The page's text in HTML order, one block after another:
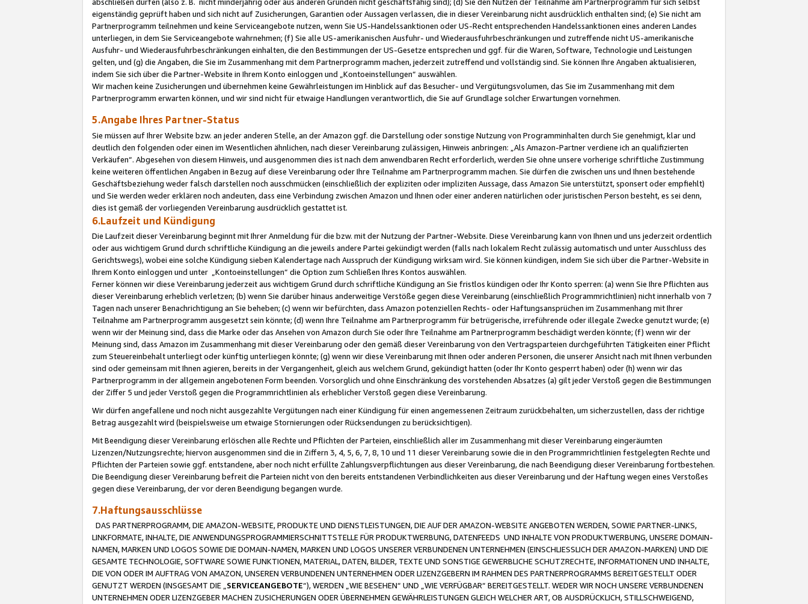
abschließen dürfen (also z. B. nicht minderjährig oder aus anderen Gründen nicht geschäftsfähig sind); (d) Sie den Nutzen der Teilnahme am Partnerprogramm für sich selbst
eigenständig geprüft haben und sich nicht auf Zusicherungen, Garantien oder Aussagen verlassen, die in dieser Vereinbarung nicht ausdrücklich enthalten sind; (e) Sie nicht am
Partnerprogramm teilnehmen und keine Serviceangebote nutzen, wenn Sie US-Handelssanktionen oder US-Recht entsprechenden Handelssanktionen eines anderen Landes
unterliegen, in dem Sie Serviceangebote wahrnehmen; (f) Sie alle US-amerikanischen Ausfuhr- und Wiederausfuhrbeschränkungen und zutreffende nicht US-amerikanische
Ausfuhr- und Wiederausfuhrbeschränkungen einhalten, die den Bestimmungen der US-Gesetze entsprechen und ggf. für die Waren, Software, Technologie und Leistungen
gelten, und (g) die Angaben, die Sie im Zusammenhang mit dem Partnerprogramm machen, jederzeit zutreffend und vollständig sind. Sie können Ihre Angaben aktualisieren,
indem Sie sich über die Partner-Website in Ihrem Konto einloggen und „Kontoeinstellungen“ auswählen.
Wir machen keine Zusicherungen und übernehmen keine Gewährleistungen im Hinblick auf das Besucher- und Vergütungsvolumen, das Sie im Zusammenhang mit dem
Partnerprogramm erwarten können, und wir sind nicht für etwaige Handlungen verantwortlich, die Sie auf Grundlage solcher Erwartungen vornehmen.
5.Angabe Ihres Partner-Status
Sie müssen auf Ihrer Website bzw. an jeder anderen Stelle, an der Amazon ggf. die Darstellung oder sonstige Nutzung von Programminhalten durch Sie genehmigt, klar und
deutlich den folgenden oder einen im Wesentlichen ähnlichen, nach dieser Vereinbarung zulässigen, Hinweis anbringen: „Als Amazon-Partner verdiene ich an qualifizierten
Verkäufen“. Abgesehen von diesem Hinweis, und ausgenommen dies ist nach dem anwendbaren Recht erforderlich, werden Sie ohne unsere vorherige schriftliche Zustimmung
keine weiteren öffentlichen Angaben in Bezug auf diese Vereinbarung oder Ihre Teilnahme am Partnerprogramm machen. Sie dürfen die zwischen uns und Ihnen bestehende
Geschäftsbeziehung weder falsch darstellen noch ausschmücken (einschließlich der expliziten oder impliziten Aussage, dass Amazon Sie unterstützt, sponsert oder empfiehlt)
und Sie werden weder erklären noch andeuten, dass eine Verbindung zwischen Amazon und Ihnen oder einer anderen natürlichen oder juristischen Person besteht, es sei denn,
dies ist gemäß der vorliegenden Vereinbarung ausdrücklich gestattet ist.
6.Laufzeit und Kündigung
Die Laufzeit dieser Vereinbarung beginnt mit Ihrer Anmeldung für die bzw. mit der Nutzung der Partner-Website. Diese Vereinbarung kann von Ihnen und uns jederzeit ordentlich
oder aus wichtigem Grund durch schriftliche Kündigung an die jeweils andere Partei gekündigt werden (falls nach lokalem Recht zulässig automatisch und unter Ausschluss des
Gerichtswegs), wobei eine solche Kündigung sieben Kalendertage nach Ausspruch der Kündigung wirksam wird. Sie können kündigen, indem Sie sich über die Partner-Website in
Ihrem Konto einloggen und unter „Kontoeinstellungen“ die Option zum Schließen Ihres Kontos auswählen.
Ferner können wir diese Vereinbarung jederzeit aus wichtigem Grund durch schriftliche Kündigung an Sie fristlos kündigen oder Ihr Konto sperren: (a) wenn Sie Ihre Pflichten aus
dieser Vereinbarung erheblich verletzen; (b) wenn Sie darüber hinaus anderweitige Verstöße gegen diese Vereinbarung (einschließlich Programmrichtlinien) nicht innerhalb von 7
Tagen nach unserer Benachrichtigung an Sie beheben; (c) wenn wir befürchten, dass Amazon potenziellen Rechts- oder Haftungsansprüchen im Zusammenhang mit Ihrer
Teilnahme am Partnerprogramm ausgesetzt sein könnte; (d) wenn Ihre Teilnahme am Partnerprogramm für betrügerische, irreführende oder illegale Zwecke genutzt wurde; (e)
wenn wir der Meinung sind, dass die Marke oder das Ansehen von Amazon durch Sie oder Ihre Teilnahme am Partnerprogramm beschädigt werden könnte; (f) wenn wir der
Meinung sind, dass Amazon im Zusammenhang mit dieser Vereinbarung oder den gemäß dieser Vereinbarung von den Vertragsparteien durchgeführten Tätigkeiten einer Pflicht
zum Steuereinbehalt unterliegt oder künftig unterliegen könnte; (g) wenn wir diese Vereinbarung mit Ihnen oder anderen Personen, die unserer Ansicht nach mit Ihnen verbunden
sind oder gemeinsam mit Ihnen agieren, bereits in der Vergangenheit, gleich aus welchem Grund, gekündigt hatten (oder Ihr Konto gesperrt haben) oder (h) wenn wir das
Partnerprogramm in der allgemein angebotenen Form beenden. Vorsorglich und ohne Einschränkung des vorstehenden Absatzes (a) gilt jeder Verstoß gegen die Bestimmungen
der Ziffer 5 und jeder Verstoß gegen die Programmrichtlinien als erheblicher Verstoß gegen diese Vereinbarung.
Wir dürfen angefallene und noch nicht ausgezahlte Vergütungen nach einer Kündigung für einen angemessenen Zeitraum zurückbehalten, um sicherzustellen, dass der richtige
Betrag ausgezahlt wird (beispielsweise um etwaige Stornierungen oder Rücksendungen zu berücksichtigen).
Mit Beendigung dieser Vereinbarung erlöschen alle Rechte und Pflichten der Parteien, einschließlich aller im Zusammenhang mit dieser Vereinbarung eingeräumten
Lizenzen/Nutzungsrechte; hiervon ausgenommen sind die in Ziffern 3, 4, 5, 6, 7, 8, 10 und 11 dieser Vereinbarung sowie die in den Programmrichtlinien festgelegten Rechte und
Pflichten der Parteien sowie ggf. entstandene, aber noch nicht erfüllte Zahlungsverpflichtungen aus dieser Vereinbarung, die nach Beendigung dieser Vereinbarung fortbestehen.
Die Beendigung dieser Vereinbarung befreit die Parteien nicht von den bereits entstandenen Verbindlichkeiten aus dieser Vereinbarung und der Haftung wegen eines Verstoßes
gegen diese Vereinbarung, der vor deren Beendigung begangen wurde.
7.Haftungsausschlüsse
DAS PARTNERPROGRAMM, DIE AMAZON-WEBSITE, PRODUKTE UND DIENSTLEISTUNGEN, DIE AUF DER AMAZON-WEBSITE ANGEBOTEN WERDEN, SOWIE PARTNER-LINKS,
LINKFORMATE, INHALTE, DIE ANWENDUNGSPROGRAMMIERSCHNITTSTELLE FÜR PRODUKTWERBUNG, DATENFEEDS UND INHALTE VON PRODUKTWERBUNG, UNSERE DOMAIN-
NAMEN, MARKEN UND LOGOS SOWIE DIE DOMAIN-NAMEN, MARKEN UND LOGOS UNSERER VERBUNDENEN UNTERNEHMEN (EINSCHLIESSLICH DER AMAZON-MARKEN) UND DIE
GESAMTE TECHNOLOGIE, SOFTWARE SOWIE FUNKTIONEN, MATERIAL, DATEN, BILDER, TEXTE UND SONSTIGE GEWERBLICHE SCHUTZRECHTE, INFORMATIONEN UND INHALTE,
DIE VON ODER IM AUFTRAG VON AMAZON, UNSEREN VERBUNDENEN UNTERNEHMEN ODER LIZENZGEBERN IM RAHMEN DES PARTNERPROGRAMMS BEREITGESTELLT ODER
GENUTZT WERDEN (INSGESAMT DIE „ SERVICEANGEBOTE“), WERDEN „WIE BESEHEN“ UND „WIE VERFÜGBAR“ BEREITGESTELLT. WEDER WIR NOCH UNSERE VERBUNDENEN
UNTERNEHMEN ODER LIZENZGEBER MACHEN ZUSICHERUNGEN ODER ÜBERNEHMEN GEWÄHRLEISTUNGEN GLEICH WELCHER ART, OB AUSDRÜCKLICH, STILLSCHWEIGEND,